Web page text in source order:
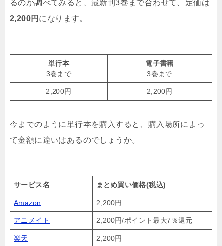
るのか調べてみると、最新刊3巻まで合わせて、定価は
2,200円 になります。
単行本
3巻まで
電子書籍
3巻まで
2,200円 2,200円
今までのように単行本を購入すると、購入場所によっ
て金額に違いはあるのでしょうか。
サービス名 まとめ買い価格(税込)
Amazon 2,200円
アニメイト 2,200円/ポイント最大7％還元
楽天 2,200円